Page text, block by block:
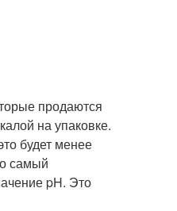
продаются
на упаковке.
будет менее
самый
pH. Это